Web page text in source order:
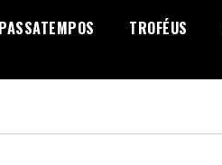
PASSATEMPOS TROFÉUS